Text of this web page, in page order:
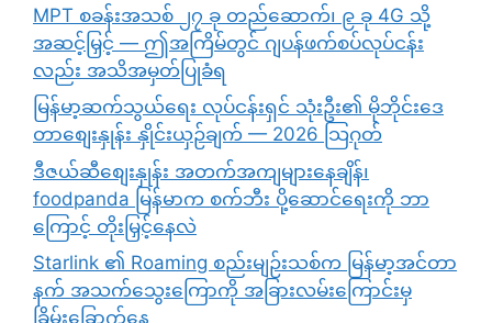
MPT စခန်းအသစ် ၂၇ ခု တည်ဆောက်၊ ၉ ခု 4G သို့
အဆင့်မြှင့် — ဤအကြိမ်တွင် ဂျပန်ဖက်စပ်လုပ်ငန်း
လည်း အသိအမှတ်ပြုခံရ
မြန်မာ့ဆက်သွယ်ရေး လုပ်ငန်းရှင် သုံးဦး၏ မိုဘိုင်းဒေ
တာစျေးနှုန်း နှိုင်းယှဉ်ချက် — 2026 သြဂုတ်
ဒီဇယ်ဆီစျေးနှုန်း အတက်အကျများနေချိန်၊
foodpanda မြန်မာက စက်ဘီး ပို့ဆောင်ရေးကို ဘာ
ကြောင့် တိုးမြှင့်နေလဲ
Starlink ၏ Roaming စည်းမျဉ်းသစ်က မြန်မာ့အင်တာ
နက် အသက်သွေးကြောကို အခြားလမ်းကြောင်းမှ
ခြိမ်းခြောက်နေ